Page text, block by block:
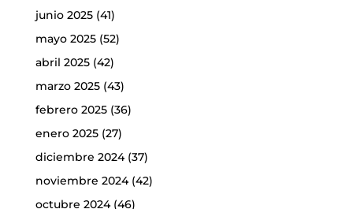
junio 2025(41)
mayo 2025(52)
abril 2025(42)
marzo 2025(43)
febrero 2025(36)
enero 2025(27)
diciembre 2024(37)
noviembre 2024(42)
octubre 2024(46)